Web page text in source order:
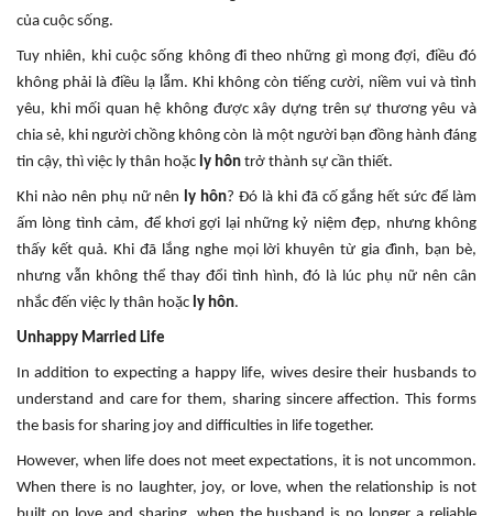
của cuộc sống.
Tuy nhiên, khi cuộc sống không đi theo những gì mong đợi, điều đó
không phải là điều lạ lẫm. Khi không còn tiếng cười, niềm vui và tình
yêu, khi mối quan hệ không được xây dựng trên sự thương yêu và
chia sẻ, khi người chồng không còn là một người bạn đồng hành đáng
tin cậy, thì việc ly thân hoặc ly hôn trở thành sự cần thiết.
Khi nào nên phụ nữ nên ly hôn? Đó là khi đã cố gắng hết sức để làm
ấm lòng tình cảm, để khơi gợi lại những kỷ niệm đẹp, nhưng không
thấy kết quả. Khi đã lắng nghe mọi lời khuyên từ gia đình, bạn bè,
nhưng vẫn không thể thay đổi tình hình, đó là lúc phụ nữ nên cân
nhắc đến việc ly thân hoặc ly hôn.
Unhappy Married Life
In addition to expecting a happy life, wives desire their husbands to
understand and care for them, sharing sincere affection. This forms
the basis for sharing joy and difficulties in life together.
However, when life does not meet expectations, it is not uncommon.
When there is no laughter, joy, or love, when the relationship is not